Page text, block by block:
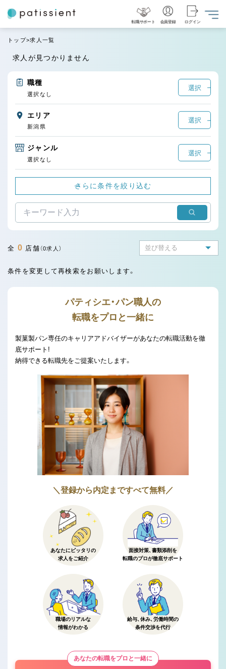
転職サポート 会員登録 ログイン
トップ 求人一覧
求人が見つかりません
職種
選択
選択なし
エリア
選択
新潟県
ジャンル
選択
選択なし
さらに条件を絞り込む
全 0 店舗 （0求人）
条件を変更して再検索をお願いします。
パティシエ・パン職人の
転職をプロと一緒に
製菓製パン専任のキャリアアドバイザーがあなたの転職活動を徹
底サポート!
納得できる転職先をご提案いたします。
＼登録から内定まですべて無料／
あなたにピッタリの
求人をご紹介
面接対策、書類添削を
転職のプロが徹底サポート
職場のリアルな
情報がわかる
給与、休み、労働時間の
条件交渉を代行
あなたの転職をプロと一緒に